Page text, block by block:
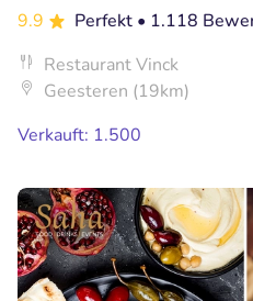
9.9
Perfekt • 1.118
Restaurant Vinck
Geesteren (19km)
Verkauft: 1.500